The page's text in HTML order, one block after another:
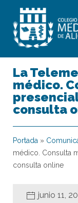
La
médico.
consulta
Portada »
médico. Consulta
consulta online
junio 11,